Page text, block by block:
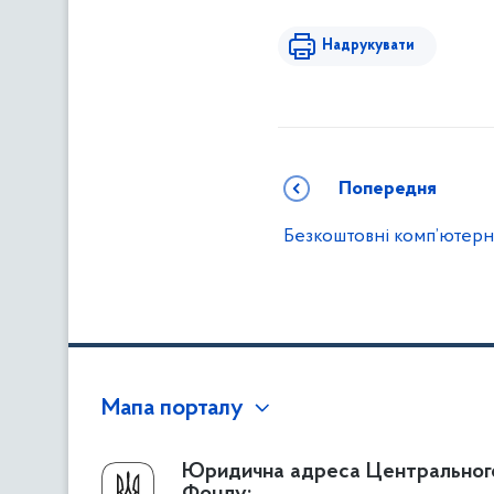
Надрукувати
Попередня
Безкоштовні
Мапа порталу
Про ФондЮридична адреса